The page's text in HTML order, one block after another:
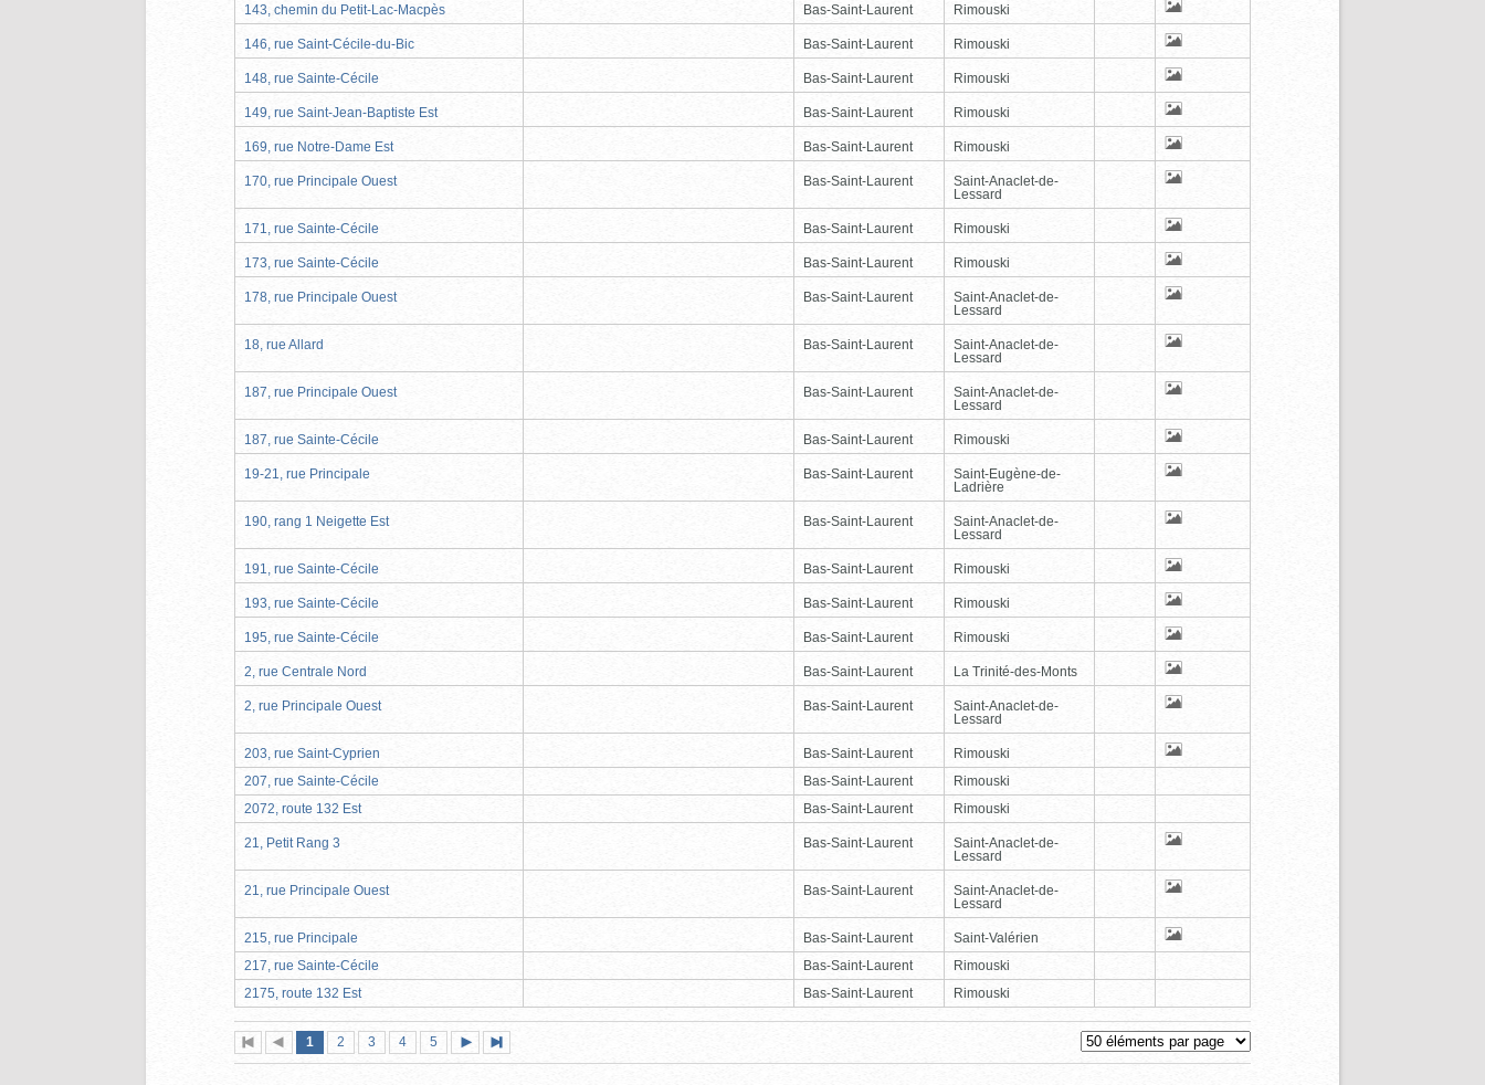
143, chemin du Petit-Lac-Macpès Bas-Saint-Laurent Rimouski
146, rue Saint-Cécile-du-Bic Bas-Saint-Laurent Rimouski
148, rue Sainte-Cécile Bas-Saint-Laurent Rimouski
149, rue Saint-Jean-Baptiste Est Bas-Saint-Laurent Rimouski
169, rue Notre-Dame Est Bas-Saint-Laurent Rimouski
170, rue Principale Ouest Bas-Saint-Laurent
Saint-Anaclet-de-
Lessard
171, rue Sainte-Cécile Bas-Saint-Laurent Rimouski
173, rue Sainte-Cécile Bas-Saint-Laurent Rimouski
178, rue Principale Ouest Bas-Saint-Laurent
Saint-Anaclet-de-
Lessard
18, rue Allard Bas-Saint-Laurent
Saint-Anaclet-de-
Lessard
187, rue Principale Ouest Bas-Saint-Laurent
Saint-Anaclet-de-
Lessard
187, rue Sainte-Cécile Bas-Saint-Laurent Rimouski
19-21, rue Principale Bas-Saint-Laurent
Saint-Eugène-de-
Ladrière
190, rang 1 Neigette Est Bas-Saint-Laurent
Saint-Anaclet-de-
Lessard
191, rue Sainte-Cécile Bas-Saint-Laurent Rimouski
193, rue Sainte-Cécile Bas-Saint-Laurent Rimouski
195, rue Sainte-Cécile Bas-Saint-Laurent Rimouski
2, rue Centrale Nord Bas-Saint-Laurent La Trinité-des-Monts
2, rue Principale Ouest Bas-Saint-Laurent
Saint-Anaclet-de-
Lessard
203, rue Saint-Cyprien Bas-Saint-Laurent
Rimouski
207, rue Sainte-Cécile
Bas-Saint-Laurent
Rimouski
2072, route 132 Est
Bas-Saint-Laurent Rimouski
21, Petit Rang 3 Bas-Saint-Laurent
Saint-Anaclet-de-
Lessard
21, rue Principale Ouest Bas-Saint-Laurent
Saint-Anaclet-de-
Lessard
215, rue Principale Bas-Saint-Laurent
Saint-Valérien
217, rue Sainte-Cécile
Bas-Saint-Laurent
Rimouski
2175, route 132 Est
Bas-Saint-Laurent Rimouski
Première
page
Page
précédente
Page
1 (page
actuelle)
Page
2 Page
3 Page
4 Page
5
suivante
page